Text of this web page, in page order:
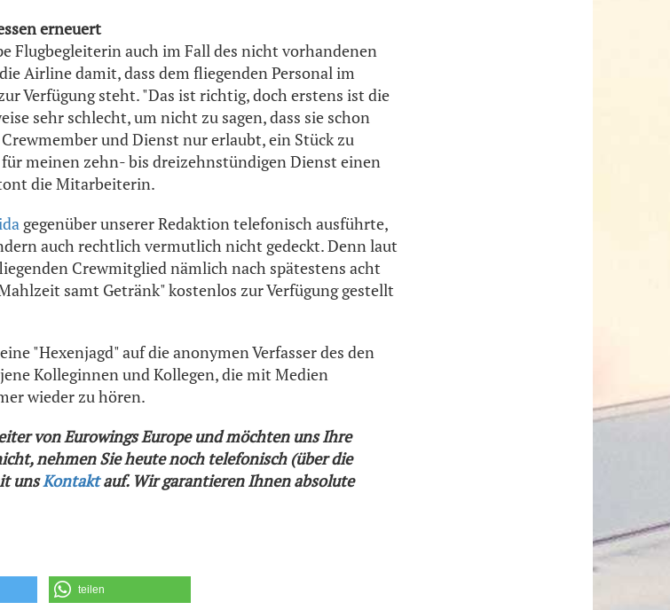
erneuert
Flugbegleiterin auch im Fall des nicht vorhandenen
Airline damit, dass dem fliegenden Personal im
Verfügung steht. "Das ist richtig, doch erstens ist die
sehr schlecht, um nicht zu sagen, dass sie schon
und Dienst nur erlaubt, ein Stück zu
meinen zehn- bis dreizehnstündigen Dienst einen
die Mitarbeiterin.
gegenüber unserer Redaktion telefonisch ausführte,
auch rechtlich vermutlich nicht gedeckt. Denn laut
Crewmitglied nämlich nach spätestens acht
samt Getränk" kostenlos zur Verfügung gestellt
"Hexenjagd" auf die anonymen Verfasser des den
Kolleginnen und Kollegen, die mit Medien
wieder zu hören.
von Eurowings Europe und möchten uns Ihre
nehmen Sie heute noch telefonisch (über die
unsKontaktauf. Wir garantieren Ihnen absolute
teilen